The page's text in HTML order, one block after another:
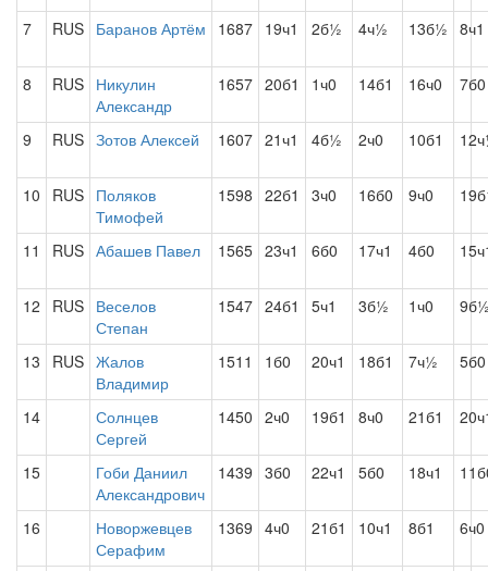
7 RUS Баранов Артём 1687 19ч1 2б½ 4ч½ 13б½ 8ч1
8 RUS Никулин
Александр
1657 20б1 1ч0 14б1 16ч0 7б0
9 RUS Зотов Алексей 1607 21ч1 4б½ 2ч0 10б1
10 RUS Поляков
Тимофей
1598 22б1 3ч0 16б0 9ч0
11 RUS Абашев Павел 1565 23ч1 6б0 17ч1 4б0
12 RUS Веселов
Степан
1547 24б1 5ч1 3б½ 1ч0
13 RUS Жалов
Владимир
1511 1б0 20ч1 18б1 7ч½ 5б0
14
Солнцев
Сергей
1450 2ч0 19б1 8ч0 21б1
15
Гоби Даниил
Александрович
1439 3б0 22ч1 5б0 18ч1
16
Новоржевцев
Серафим
1369 4ч0 21б1 10ч1 8б1 6ч0